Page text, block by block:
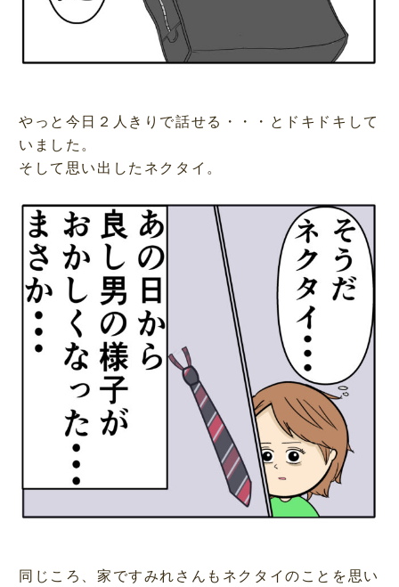
やっと今日２人きりで話せる・・・とドキドキして
いました。
そして思い出したネクタイ。
同じころ、家ですみれさんもネクタイのことを思い